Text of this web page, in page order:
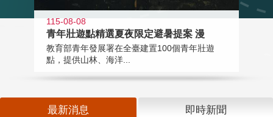
115-08-08
青年壯遊點精選夏夜限定避暑提案 漫
教育部青年發展署在全臺建置100個青年壯遊
點，提供山林、海洋...
最新消息 即時新聞